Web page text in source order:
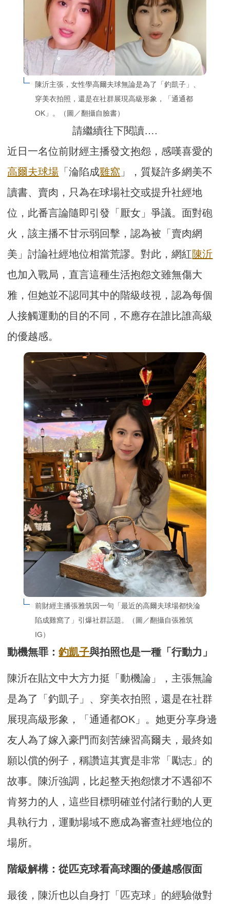
陳沂主張，女性學高爾夫球無論是為了「釣凱子」、
穿美衣拍照，還是在社群展現高級形象，「通通都
OK」。（圖／翻攝自臉書）
請繼續往下閱讀….
近日一名位前財經主播發文抱怨，感嘆喜愛的
高爾夫球場 「淪陷成雞窩 」，質疑許多網美不
讀書、賣肉，只為在球場社交或提升社經地
位，此番言論隨即引發「厭女」爭議。面對砲
火，該主播不甘示弱回擊，認為被「賣肉網
美」討論社經地位相當荒謬。對此，網紅陳沂
也加入戰局，直言這種生活抱怨文雖無傷大
雅，但她並不認同其中的階級歧視，認為每個
人接觸運動的目的不同，不應存在誰比誰高級
的優越感。
前財經主播張雅筑因一句「最近的高爾夫球場都快淪
陷成雞窩了」引爆社群話題。（圖／翻攝自張雅筑
IG）
動機無罪：釣凱子與拍照也是一種「行動力」
陳沂在貼文中大方力挺「動機論」，主張無論
是為了「釣凱子」、穿美衣拍照，還是在社群
展現高級形象，「通通都OK」。她更分享身邊
友人為了嫁入豪門而刻苦練習高爾夫，最終如
願以償的例子，稱讚這其實是非常「勵志」的
故事。陳沂強調，比起整天抱怨懷才不遇卻不
肯努力的人，這些目標明確並付諸行動的人更
具執行力，運動場域不應成為審查社經地位的
場所。
階級解構：從匹克球看高球圈的優越感假面
最後，陳沂也以自身打「匹克球」的經驗做對